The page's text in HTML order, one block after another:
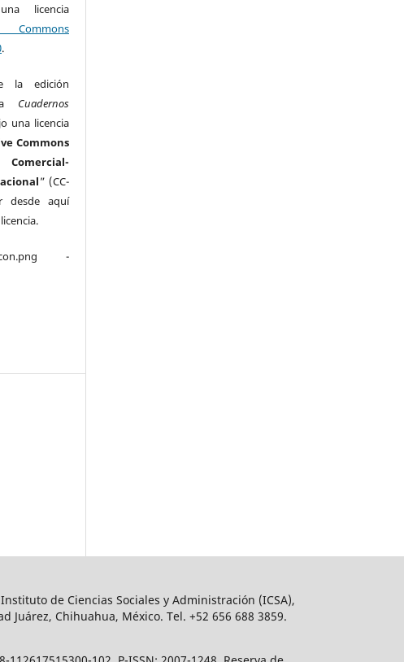
licencia
Commons
.
la edición
Cuadernos
una licencia
Commons
” (CC-
desde aquí
de Ciencias Sociales y Administración (ICSA),
Chihuahua, México. Tel. +52 656 688 3859.